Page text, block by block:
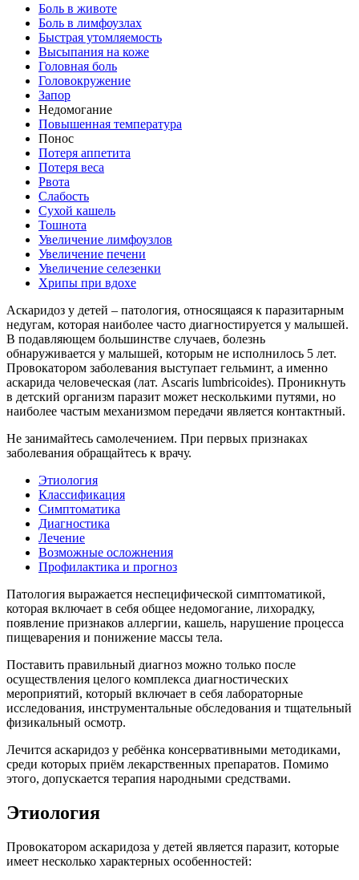
Боль в животе
Боль в лимфоузлах
Быстрая утомляемость
Высыпания на коже
Головная боль
Головокружение
Запор
Недомогание
Повышенная температура
Понос
Потеря аппетита
Потеря веса
Рвота
Слабость
Сухой кашель
Тошнота
Увеличение лимфоузлов
Увеличение печени
Увеличение селезенки
Хрипы при вдохе
Аскаридоз у детей – патология, относящаяся к паразитарным
недугам, которая наиболее часто диагностируется у малышей.
В подавляющем большинстве случаев, болезнь
обнаруживается у малышей, которым не исполнилось 5 лет.
Провокатором заболевания выступает гельминт, а именно
аскарида человеческая (лат. Ascaris lumbricoides). Проникнуть
в детский организм паразит может несколькими путями, но
наиболее частым механизмом передачи является контактный.
Не занимайтесь самолечением. При первых признаках
заболевания обращайтесь к врачу.
Этиология
Классификация
Симптоматика
Диагностика
Лечение
Возможные осложнения
Профилактика и прогноз
Патология выражается неспецифической симптоматикой,
которая включает в себя общее недомогание, лихорадку,
появление признаков аллергии, кашель, нарушение процесса
пищеварения и понижение массы тела.
Поставить правильный диагноз можно только после
осуществления целого комплекса диагностических
мероприятий, который включает в себя лабораторные
исследования, инструментальные обследования и тщательный
физикальный осмотр.
Лечится аскаридоз у ребёнка консервативными методиками,
среди которых приём лекарственных препаратов. Помимо
этого, допускается терапия народными средствами.
Этиология
Провокатором аскаридоза у детей является паразит, которые
имеет несколько характерных особенностей: